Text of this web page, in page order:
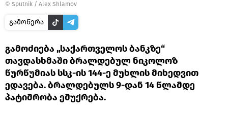
© Sputnik / Alex Shlamov
გამოწერა
გამოძიება „საქართველოს ბანკზე“
თავდასხმაში ბრალდებულ ნიკოლოზ
წურწუმიას სსკ-ის 144-ე მუხლის მიხედვით
ედავება. ბრალდებულს 9-დან 14 წლამდე
პატიმრობა ემუქრება.